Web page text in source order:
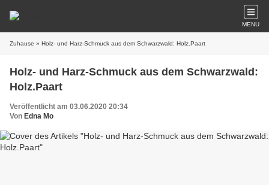
MENU
Zuhause » Holz- und Harz-Schmuck aus dem Schwarzwald: Holz.Paart
Holz- und Harz-Schmuck aus dem Schwarzwald:
Holz.Paart
Veröffentlicht am 03.06.2020 20:34
Von Edna Mo